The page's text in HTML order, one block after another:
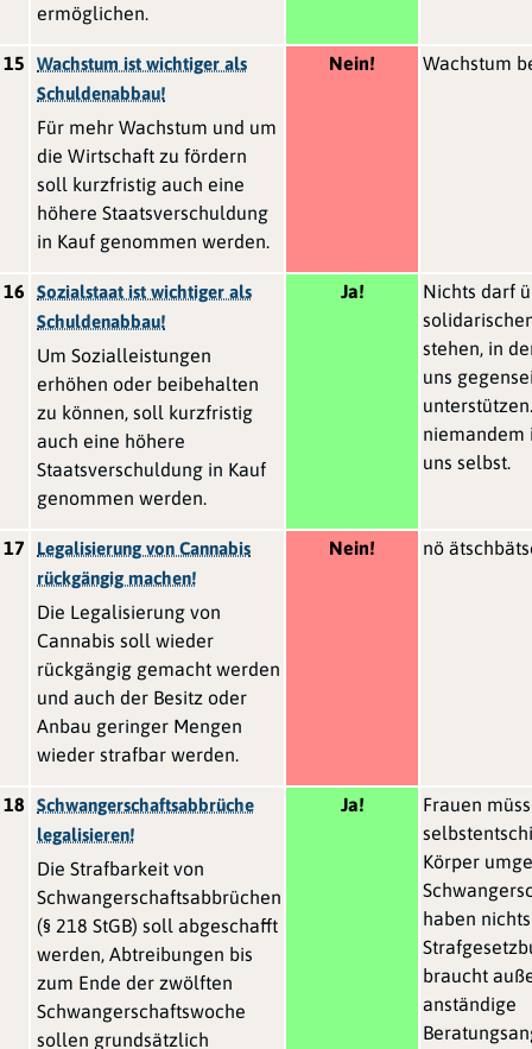
ermöglichen.
15
Wachstum ist wichtiger als
Schuldenabbau!
Für mehr Wachstum und um
die Wirtschaft zu fördern
soll kurzfristig auch eine
höhere Staatsverschuldung
in Kauf genommen werden.
Nein! Wachstum
16
Sozialstaat ist wichtiger als
Schuldenabbau!
Um Sozialleistungen
erhöhen oder beibehalten
zu können, soll kurzfristig
auch eine höhere
Staatsverschuldung in Kauf
genommen werden.
Ja!
Nichts darf
stehen, in
uns
niemandem
uns selbst.
17
Legalisierung von Cannabis
rückgängig machen!
Die Legalisierung von
Cannabis soll wieder
rückgängig gemacht werden
und auch der Besitz oder
Anbau geringer Mengen
wieder strafbar werden.
Nein! nö
18
Schwangerschaftsabbrüche
legalisieren!
Die Strafbarkeit von
Schwangerschaftsabbrüchen
(§ 218 StGB) soll abgeschafft
werden, Abtreibungen bis
zum Ende der zwölften
Schwangerschaftswoche
sollen grundsätzlich
Ja!
Frauen
Körper
haben
braucht
anständige